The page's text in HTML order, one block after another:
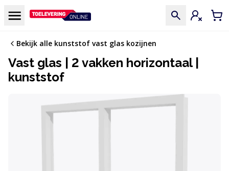
Menu Inloggen
Bekijk alle kunststof vast glas kozijnen
Vast glas | 2 vakken horizontaal |
kunststof